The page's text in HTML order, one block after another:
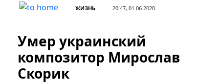
ЖИЗНЬ 20:47, 01.06.2020
Умер украинский
композитор Мирослав
Скорик